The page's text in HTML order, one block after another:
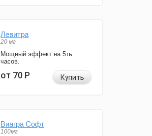
Левитра
20 мг
Мощный эффект на 5ть
часов.
от 70Р Купить
Виагра Софт
100мг